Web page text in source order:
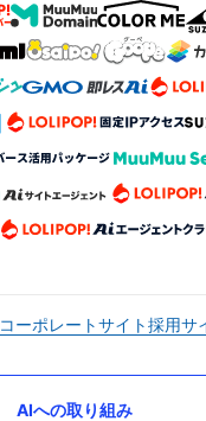
コーポレートサイト採用サ
AIへの取り組み